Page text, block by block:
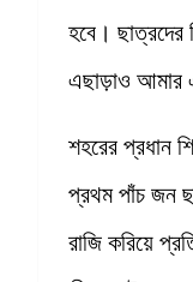
হবে। ছাত্রদের
এছাড়াও আমার
শহরের প্রধান
প্রথম পাঁচ জন
রাজি করিয়ে